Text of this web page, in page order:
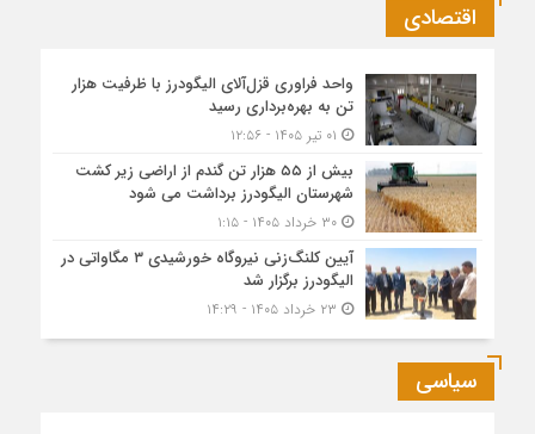
اقتصادی
واحد فراوری قزل‌آلای الیگودرز با ظرفیت هزار
تن به بهره‌برداری رسید
بیش از ۵۵ هزار تن گندم از اراضی زیر کشت
شهرستان الیگودرز برداشت می شود
۳۰ خرداد ۱۴۰۵ - ۱:۱۵
آیین کلنگ‌زنی نیروگاه خورشیدی ۳ مگاواتی در
الیگودرز برگزار شد
سیاسی